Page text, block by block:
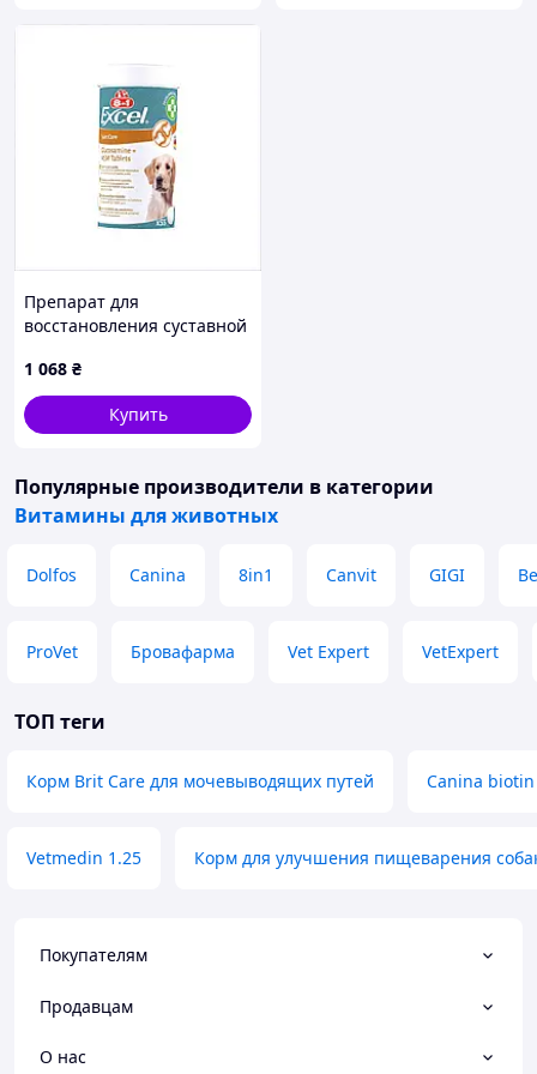
Препарат для
восстановления суставной
8988H0A9X5
1 068 ₴
Купить
Популярные производители в категории
Витамины для животных
Dolfos Canina 8in1 Canvit GIGI
ProVet Бровафарма Vet Expert VetExpert
ТОП теги
Корм Brit Care для мочевыводящих путей Canina
Vetmedin 1.25 Корм для улучшения пищеварения
Покупателям
Продавцам
О нас